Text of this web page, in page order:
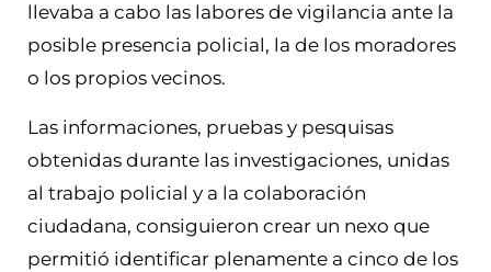
llevaba a cabo las labores de vigilancia ante la
posible presencia policial, la de los moradores
o los propios vecinos.
Las informaciones, pruebas y pesquisas
obtenidas durante las investigaciones, unidas
al trabajo policial y a la colaboración
ciudadana, consiguieron crear un nexo que
permitió identificar plenamente a cinco de los